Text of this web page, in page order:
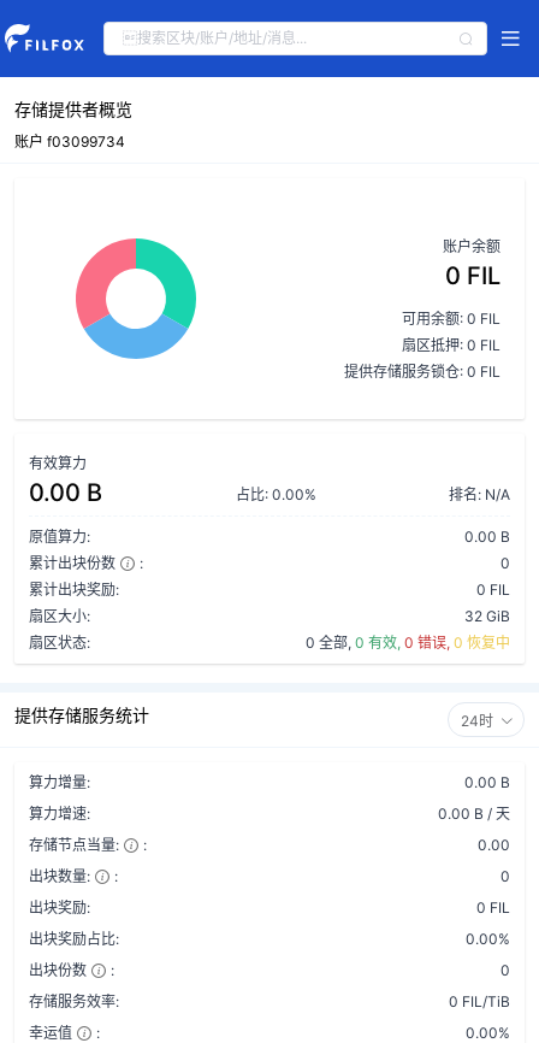
存储提供者概览
账户 f03099734
账户余额
0 FIL
可用余额: 0 FIL
扇区抵押: 0 FIL
提供存储服务锁仓: 0 FIL
有效算力
0.00 B 占比: 0.00% 排名: N/A
原值算力:
0.00 B
累计出块份数
:
0
累计出块奖励:
0 FIL
扇区大小:
32 GiB
扇区状态:
0 全部, 0 有效, 0 错误, 0 恢复中
提供存储服务统计 24时
算力增量:
0.00 B
算力增速:
0.00 B / 天
存储节点当量:
:
0.00
出块数量:
:
0
出块奖励:
0 FIL
出块奖励占比:
0.00%
出块份数
:
0
存储服务效率:
0 FIL/TiB
幸运值
: 0.00%